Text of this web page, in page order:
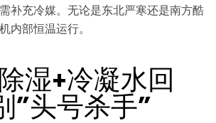
补充冷媒。无论是东北严寒还是南方酷
内部恒温运行。
湿+冷凝水回
”头号杀手”